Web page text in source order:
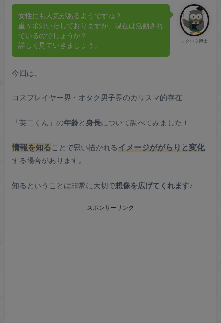
フクロウ博士
女性にも人気があるようですね？
重々承知いたしておりますが、現在は活動され
ているのでしょうか？
詳しく見ていきましょう。
今回は、
コスプレイヤー界・オタク男子界のカリスマ的存在
「英二くん」の年齢と身長について調べてみました！
情報を知ることで思い描かれるイメージががらりと変化
する場合があります。
知るということは非常に大切で想像を広げてくれます♪
スポンサーリンク